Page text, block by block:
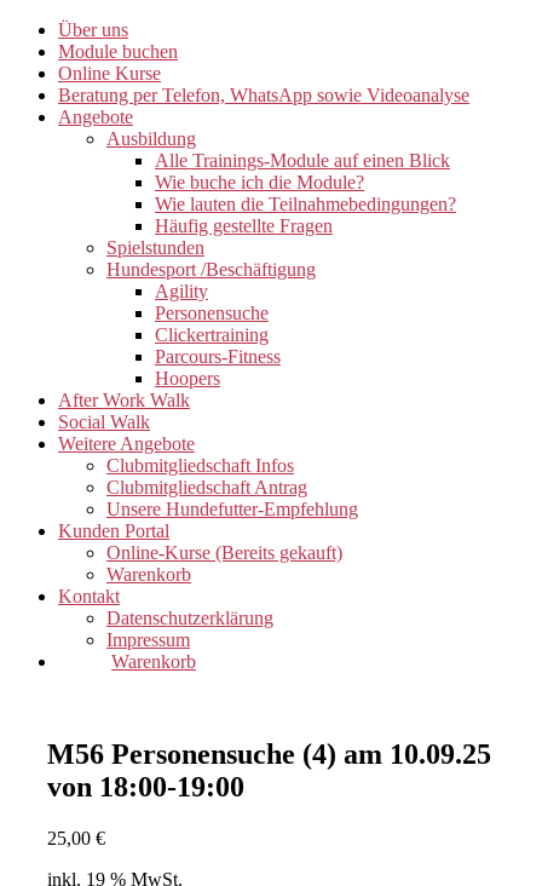
Über uns
Module buchen
Online Kurse
Beratung per Telefon, WhatsApp sowie Videoanalyse
Angebote
Ausbildung
Alle Trainings-Module auf einen Blick
Wie buche ich die Module?
Wie lauten die Teilnahmebedingungen?
Häufig gestellte Fragen
Spielstunden
Hundesport /Beschäftigung
Agility
Personensuche
Clickertraining
Parcours-Fitness
Hoopers
After Work Walk
Social Walk
Weitere Angebote
Clubmitgliedschaft Infos
Clubmitgliedschaft Antrag
Unsere Hundefutter-Empfehlung
Kunden Portal
Online-Kurse (Bereits gekauft)
Warenkorb
Kontakt
Datenschutzerklärung
Impressum
Warenkorb
M56 Personensuche (4) am 10.09.25
von 18:00-19:00
25,00 €
inkl. 19 % MwSt.